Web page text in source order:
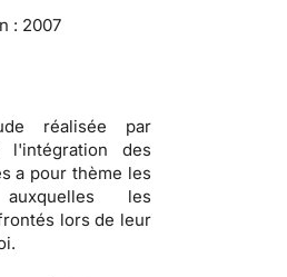
: 2007
réalisée par
l'intégration des
a pour thème les
auxquelles les
lors de leur